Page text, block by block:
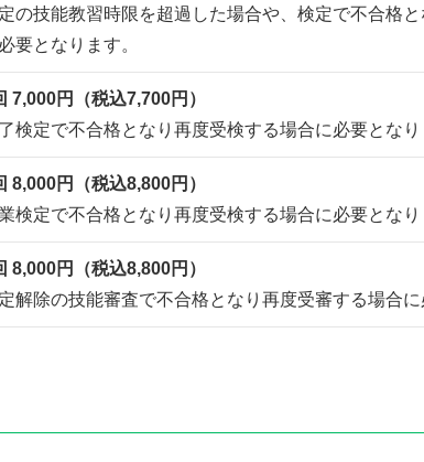
の技能教習時限を超過した場合や、検定で不合格
要となります。
7,000円（税込7,700円）
検定で不合格となり再度受検する場合に必要とな
8,000円（税込8,800円）
検定で不合格となり再度受検する場合に必要とな
8,000円（税込8,800円）
解除の技能審査で不合格となり再度受審する場合